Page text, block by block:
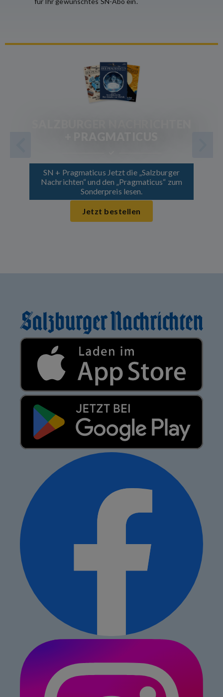
SN + Pragmaticus Jetzt die „Salzburger
Nachrichten“ und den „Pragmaticus“ zum
Sonderpreis lesen.
Jetzt bestellen